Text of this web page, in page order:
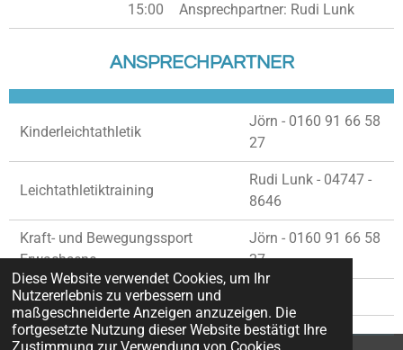
Diese Website verwendet Cookies, um Ihr
Nutzererlebnis zu verbessern und
maßgeschneiderte Anzeigen anzuzeigen. Die
fortgesetzte Nutzung dieser Website bestätigt Ihre
Zustimmung zur Verwendung von Cookies.
15:00
Ansprechpartner: Rudi Lunk
ANSPRECHPARTNER
Kinderleichtathletik
Jörn - 0160 91 66 58
27
Leichtathletiktraining
Rudi Lunk - 04747 -
8646
Kraft- und Bewegungssport
Erwachsene
Jörn - 0160 91 66 58
27
Fitnessgruppe